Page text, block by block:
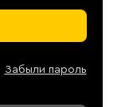
Забыли пароль